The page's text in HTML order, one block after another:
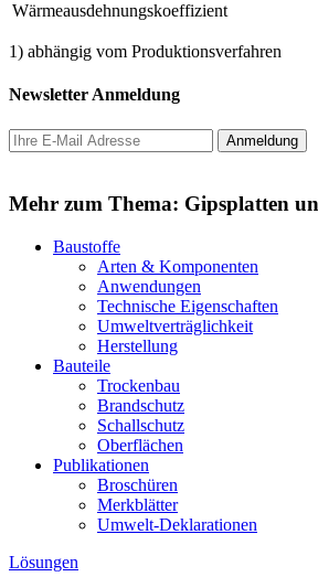
Wärmeausdehnungskoeffizient
1) abhängig vom Produktionsverfahren
Newsletter Anmeldung
Mehr zum Thema: Gipsplatten
Baustoffe
Arten & Komponenten
Anwendungen
Technische Eigenschaften
Umweltverträglichkeit
Herstellung
Bauteile
Trockenbau
Brandschutz
Schallschutz
Oberflächen
Publikationen
Broschüren
Merkblätter
Umwelt-Deklarationen
Lösungen